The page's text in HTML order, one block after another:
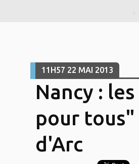
11H57 22 MAI 2013
Nancy :
pour
d'Arc